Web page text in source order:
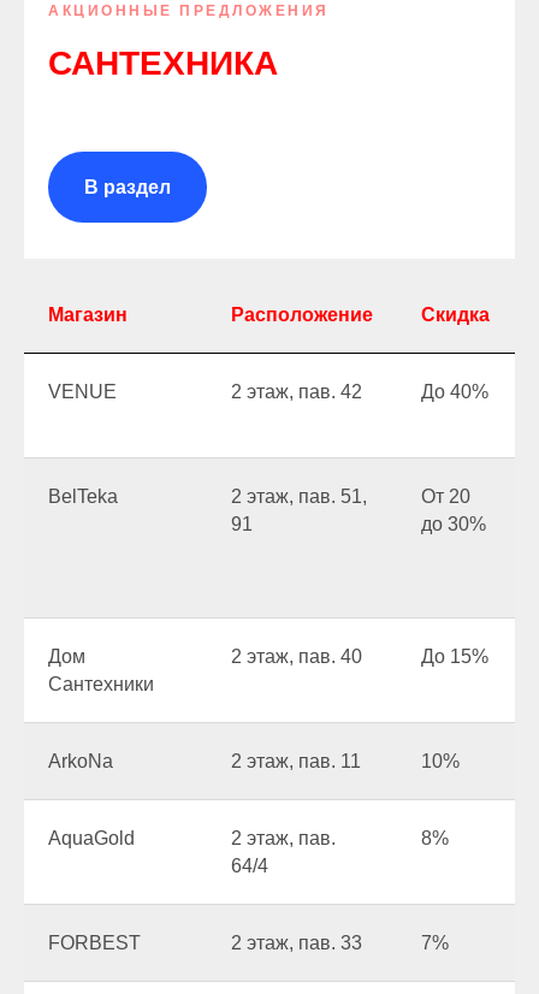
АКЦИОННЫЕ ПРЕДЛОЖЕНИЯ
САНТЕХНИКА
В раздел
Магазин Расположение Скидка
VENUE 2 этаж, пав. 42 До 40%
BelTeka
2 этаж, пав. 51,
91
От 20
до 30%
Дом
Сантехники
2 этаж, пав. 40 До 15%
ArkoNa 2 этаж, пав. 11 10%
AquаGold
2 этаж, пав.
64/4
8%
FORBEST 2 этаж, пав. 33 7%